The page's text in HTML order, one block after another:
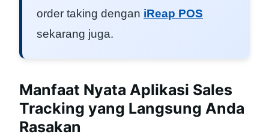
order taking dengan iReap POS
sekarang juga.
Manfaat Nyata Aplikasi Sales
Tracking yang Langsung Anda
Rasakan